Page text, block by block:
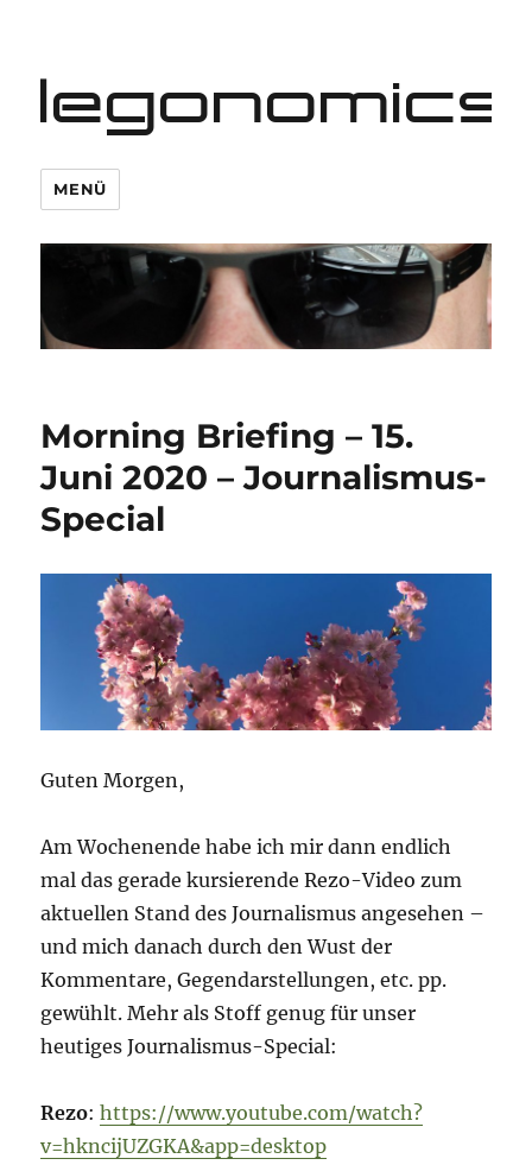
legonomics
MENÜ
Morning Briefing – 15.
Juni 2020 – Journalismus-
Special
Guten Morgen,
Am Wochenende habe ich mir dann endlich
mal das gerade kursierende Rezo-Video zum
aktuellen Stand des Journalismus angesehen –
und mich danach durch den Wust der
Kommentare, Gegendarstellungen, etc. pp.
gewühlt. Mehr als Stoff genug für unser
heutiges Journalismus-Special:
Rezo:https://www.youtube.com/watch?
v=hkncijUZGKA&app=desktop